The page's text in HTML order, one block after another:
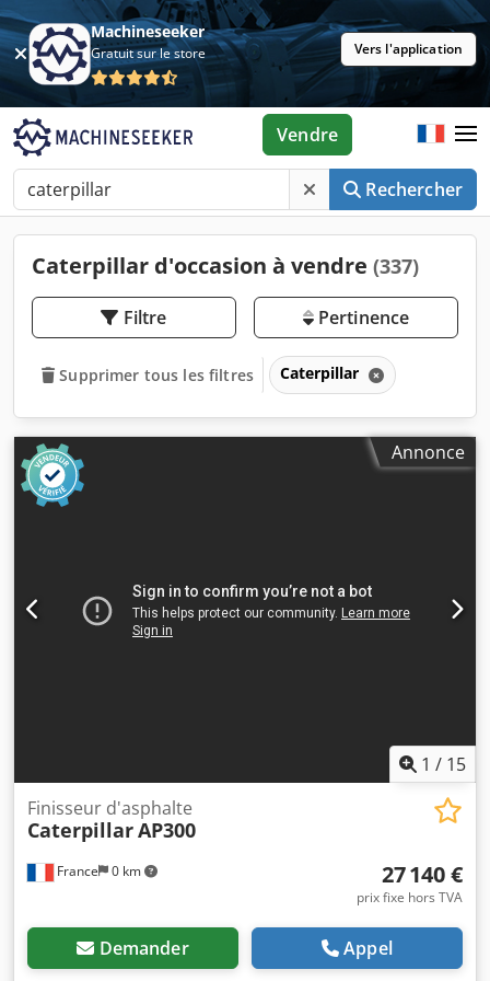
Machineseeker
Gratuit sur le store Vers l'application
Rechercher
Vendre
Caterpillar d'occasion à vendre (337)
Filtre Pertinence
Supprimer tous les filtres Caterpillar
Annonce
1 / 15
France 0 km
Finisseur d'asphalte
CaterpillarAP300
27 140 €
prix fixe hors TVA
Demander Appel